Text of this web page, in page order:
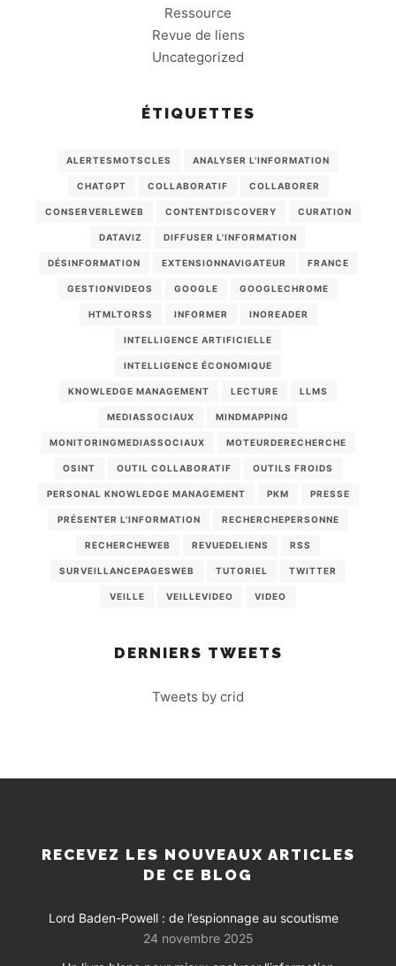
Ressource
Revue de liens
Uncategorized
ÉTIQUETTES
ALERTESMOTSCLES ANALYSER L'INFORMATION
CHATGPT COLLABORATIF COLLABORER
CONSERVERLEWEB CONTENTDISCOVERY CURATION
DATAVIZ DIFFUSER L'INFORMATION
DÉSINFORMATION EXTENSIONNAVIGATEUR FRANCE
GESTIONVIDEOS GOOGLE GOOGLECHROME
HTMLTORSS INFORMER INOREADER
INTELLIGENCE ARTIFICIELLE
INTELLIGENCE ÉCONOMIQUE
KNOWLEDGE MANAGEMENT LECTURE LLMS
MEDIASSOCIAUX MINDMAPPING
MONITORINGMEDIASSOCIAUX MOTEURDERECHERCHE
OSINT OUTIL COLLABORATIF OUTILS FROIDS
PERSONAL KNOWLEDGE MANAGEMENT PKM PRESSE
PRÉSENTER L'INFORMATION RECHERCHEPERSONNE
RECHERCHEWEB REVUEDELIENS RSS
SURVEILLANCEPAGESWEB TUTORIEL TWITTER
VEILLE VEILLEVIDEO VIDEO
DERNIERS TWEETS
Tweets by crid
RECEVEZ LES NOUVEAUX ARTICLES
DE CE BLOG
Lord Baden-Powell : de l’espionnage au scoutisme
24 novembre 2025